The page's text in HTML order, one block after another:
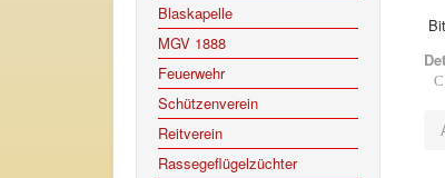
Blaskapelle
MGV 1888
Feuerwehr
Schützenverein
Reitverein
Rassegeflügelzüchter